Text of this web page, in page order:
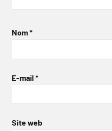
Nom*
E-mail *
Site web